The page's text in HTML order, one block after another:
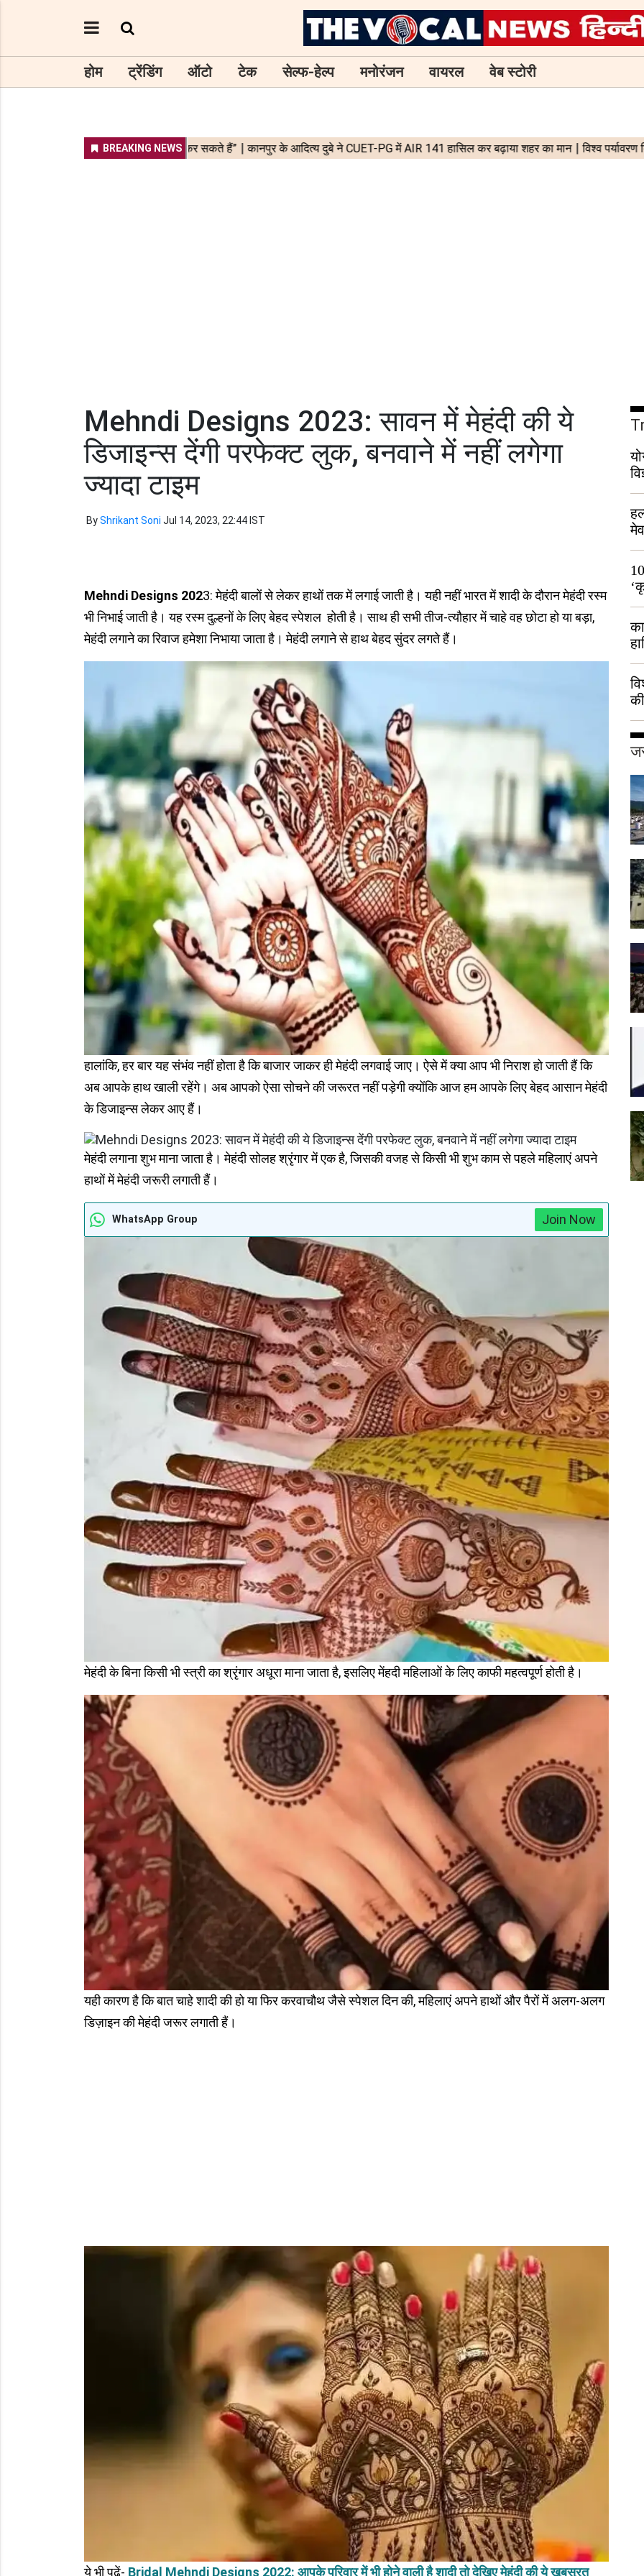
होम ट्रेंडिंग ऑटो टेक सेल्फ-हेल्प मनोरंजन वायरल वेब स्टोरी
Mehndi Designs 2023: सावन में मेहंदी की ये
डिजाइन्स देंगी परफेक्ट लुक, बनवाने में नहीं लगेगा
ज्यादा टाइम
ByShrikant Soni Jul 14, 2023, 22:44 IST
Mehndi Designs 2023: मेहंदी बालों से लेकर हाथों तक में लगाई जाती है। यही नहीं भारत में शादी के दौरान मेहंदी रस्म
भी निभाई जाती है। यह रस्म दुल्हनों के लिए बेहद स्पेशल होती है। साथ ही सभी तीज-त्यौहार में चाहे वह छोटा हो या बड़ा,
मेहंदी लगाने का रिवाज हमेशा निभाया जाता है। मेहंदी लगाने से हाथ बेहद सुंदर लगते हैं।
हालांकि, हर बार यह संभंव नहीं होता है कि बाजार जाकर ही मेहंदी लगवाई जाए। ऐसे में क्या आप भी निराश हो जाती हैं कि
अब आपके हाथ खाली रहेंगे। अब आपको ऐसा सोचने की जरूरत नहीं पड़ेगी क्योंकि आज हम आपके लिए बेहद आसान मेहंदी
के डिजाइन्स लेकर आए हैं।
मेहंदी लगाना शुभ माना जाता है। मेहंदी सोलह श्रृंगार में एक है, जिसकी वजह से किसी भी शुभ काम से पहले महिलाएं अपने
हाथों में मेहंदी जरूरी लगाती हैं।
WhatsApp Group Join Now
मेहंदी के बिना किसी भी स्त्री का श्रृंगार अधूरा माना जाता है, इसलिए मेंहदी महिलाओं के लिए काफी महत्वपूर्ण होती है।
यही कारण है कि बात चाहे शादी की हो या फिर करवाचौथ जैसे स्पेशल दिन की, महिलाएं अपने हाथों और पैरों में अलग-अलग
डिज़ाइन की मेहंदी जरूर लगाती हैं।
ये भी पढ़ें- Bridal Mehndi Designs 2022: आपके परिवार में भी होने वाली है शादी तो देखिए मेहंदी की ये खूबसूरत
हुई